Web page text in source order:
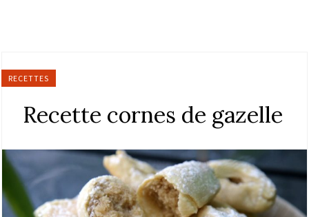
RECETTES
Recette cornes de gazelle